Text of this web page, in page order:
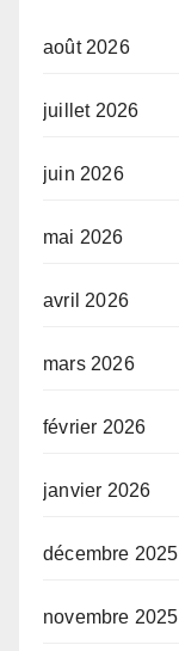
août 2026
juillet 2026
juin 2026
mai 2026
avril 2026
mars 2026
février 2026
janvier 2026
décembre 2025
novembre 2025